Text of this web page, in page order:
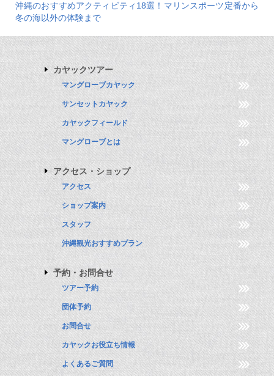
沖縄のおすすめアクティビティ18選！マリンスポーツ定番から
冬の海以外の体験まで
カヤックツアー
マングローブカヤック
サンセットカヤック
カヤックフィールド
マングローブとは
アクセス・ショップ
アクセス
ショップ案内
スタッフ
沖縄観光おすすめプラン
予約・お問合せ
ツアー予約
団体予約
お問合せ
カヤックお役立ち情報
よくあるご質問